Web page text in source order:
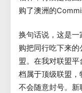
购了澳洲的
换句话说，这是
购把同行吃下来
盟。在我对联盟
档属于顶级联盟，
不会随意封号。